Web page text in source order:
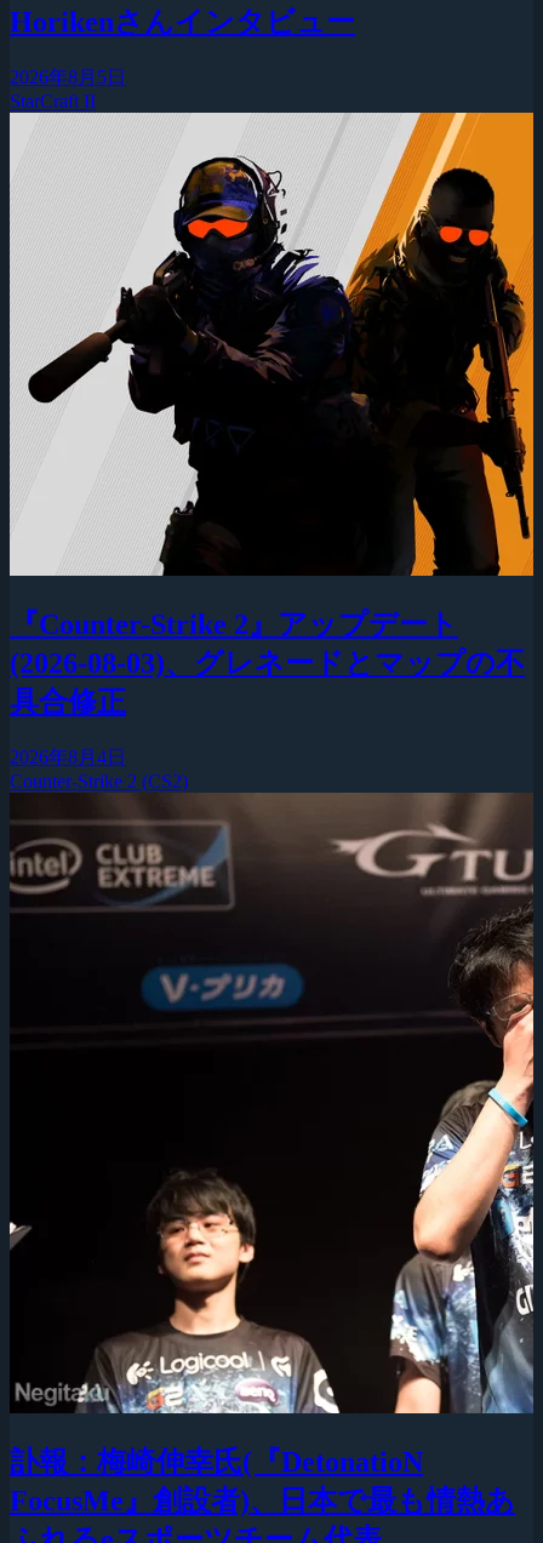
Horikenさんインタビュー
2026年8月5日
StarCraft II
『Counter-Strike 2』アップデート
(2026-08-03)、グレネードとマップの不
具合修正
2026年8月4日
Counter-Strike 2 (CS2)
訃報：梅崎伸幸氏(『DetonatioN
FocusMe』創設者)、日本で最も情熱あ